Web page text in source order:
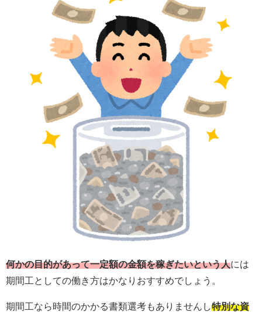
何かの目的があって一定額の金額を稼ぎたいという人には
期間工としての働き方はかなりおすすめでしょう。
期間工なら時間のかかる書類選考もありませんし特別な資